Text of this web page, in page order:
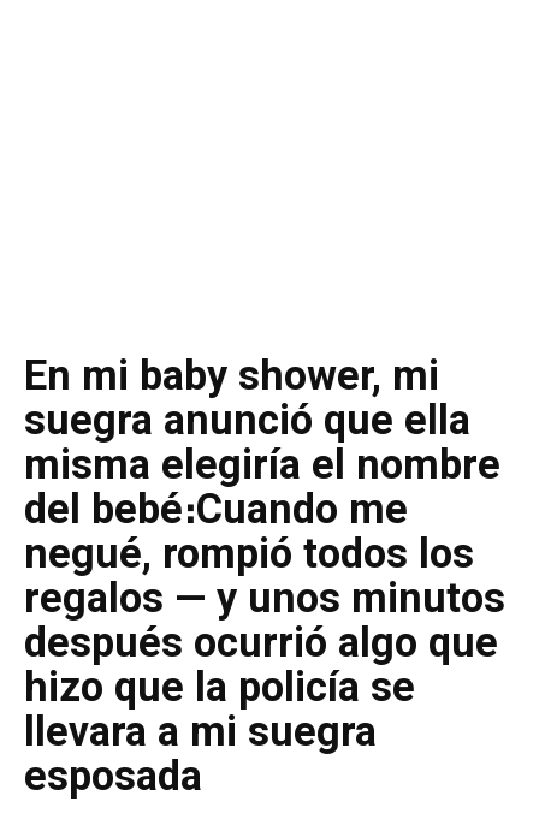
En mi baby shower, mi
suegra anunció que ella
misma elegiría el nombre
del bebé։Cuando me
negué, rompió todos los
regalos — y unos minutos
después ocurrió algo que
hizo que la policía se
llevara a mi suegra
esposada